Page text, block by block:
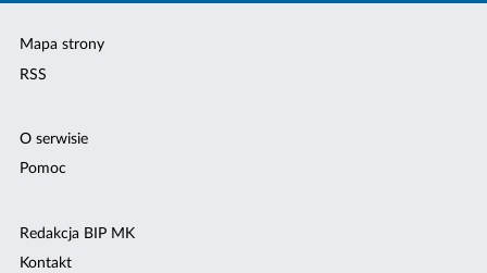
Mapa strony
RSS
O serwisie
Pomoc
Redakcja BIP MK
Kontakt